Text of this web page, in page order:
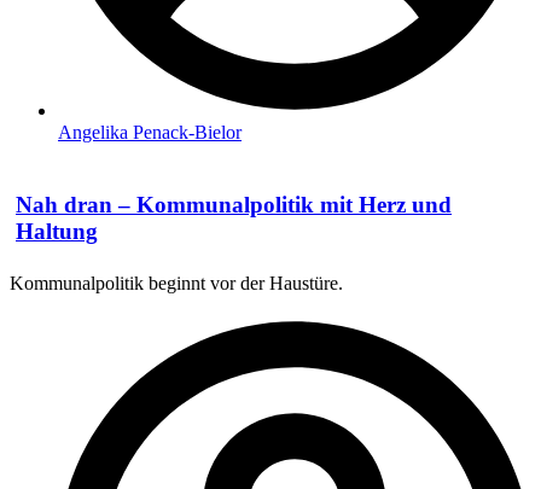
Angelika Penack-Bielor
Nah dran – Kommunalpolitik mit Herz und
Haltung
Kommunalpolitik beginnt vor der Haustüre.